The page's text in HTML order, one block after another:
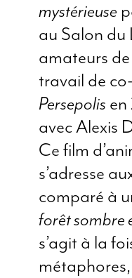
mystérieuse
au Salon du
amateurs
travail de
Persepolis
avec Alexis
Ce film
s’adresse
comparé à
forêt sombre
s’agit à la